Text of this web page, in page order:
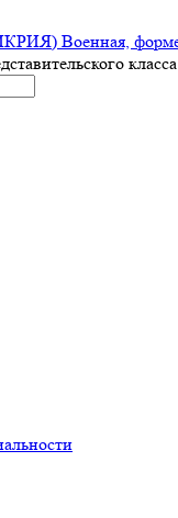
класса